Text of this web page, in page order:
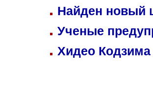
Найден
Ученые
Хидео